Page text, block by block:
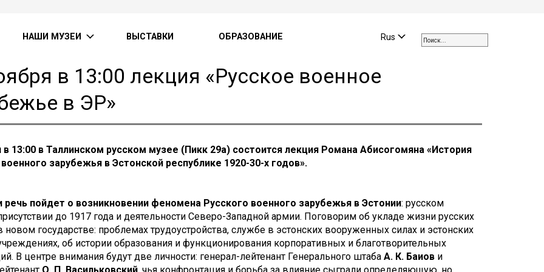
the
up
Rus
НАШИ МУЗЕИ ВЫСТАВКИ ОБРАЗОВАНИЕ
в 13:00 лекция «Русское военное
в ЭР»
в 13:00 в Таллинском русском музее (Пикк 29а) состоится лекция Романа Абисогомяна «История
зарубежья в Эстонской республике 1920-30-х годов».
речь пойдет о возникновении феномена Русского военного зарубежья в Эстонии: русском
до 1917 года и деятельности Северо-Западной армии. Поговорим об укладе жизни русских
государстве: проблемах трудоустройства, службе в эстонских вооруженных силах и эстонских
об истории образования и функционирования корпоративных и благотворительных
В центре внимания будут две личности: генерал-лейтенант Генерального штаба А. К. Баиов и